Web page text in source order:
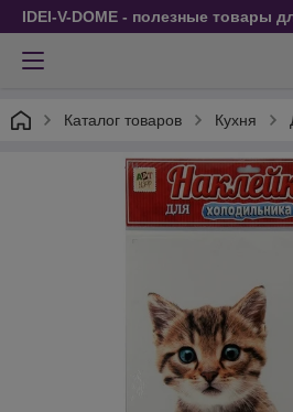
IDEI-V-DOME - полезные товары
Каталог товаров Кухня